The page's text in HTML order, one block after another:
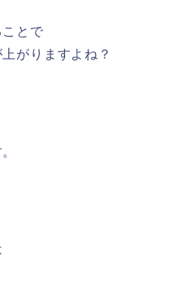
とで
がりますよね？